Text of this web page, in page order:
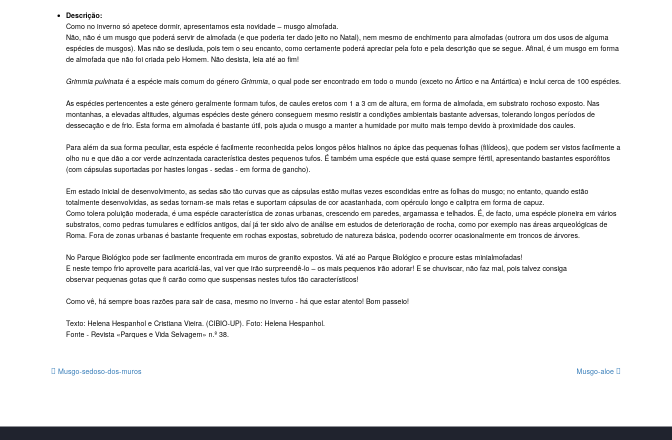
Descrição:
Como no inverno só apetece dormir, apresentamos esta novidade – musgo almofada.
Não, não é um musgo que poderá servir de almofada (e que poderia ter dado jeito no Natal), nem mesmo de enchimento para almofadas (outrora um dos usos de alguma
espécies de musgos). Mas não se desiluda, pois tem o seu encanto, como certamente poderá apreciar pela foto e pela descrição que se segue. Afinal, é um musgo em forma
de almofada que não foi criada pelo Homem. Não desista, leia até ao fim!
Grimmia pulvinata é a espécie mais comum do género Grimmia, o qual pode ser encontrado em todo o mundo (exceto no Ártico e na Antártica) e inclui cerca de 100 espécies.
As espécies pertencentes a este género geralmente formam tufos, de caules eretos com 1 a 3 cm de altura, em forma de almofada, em substrato rochoso exposto. Nas
montanhas, a elevadas altitudes, algumas espécies deste género conseguem mesmo resistir a condições ambientais bastante adversas, tolerando longos períodos de
dessecação e de frio. Esta forma em almofada é bastante útil, pois ajuda o musgo a manter a humidade por muito mais tempo devido à proximidade dos caules.
Para além da sua forma peculiar, esta espécie é facilmente reconhecida pelos longos pêlos hialinos no ápice das pequenas folhas (filídeos), que podem ser vistos facilmente a
olho nu e que dão a cor verde acinzentada característica destes pequenos tufos. É também uma espécie que está quase sempre fértil, apresentando bastantes esporófitos
(com cápsulas suportadas por hastes longas - sedas - em forma de gancho).
Em estado inicial de desenvolvimento, as sedas são tão curvas que as cápsulas estão muitas vezes escondidas entre as folhas do musgo; no entanto, quando estão
totalmente desenvolvidas, as sedas tornam-se mais retas e suportam cápsulas de cor acastanhada, com opérculo longo e caliptra em forma de capuz.
Como tolera poluição moderada, é uma espécie característica de zonas urbanas, crescendo em paredes, argamassa e telhados. É, de facto, uma espécie pioneira em vários
substratos, como pedras tumulares e edifícios antigos, daí já ter sido alvo de análise em estudos de deterioração de rocha, como por exemplo nas áreas arqueológicas de
Roma. Fora de zonas urbanas é bastante frequente em rochas expostas, sobretudo de natureza básica, podendo ocorrer ocasionalmente em troncos de árvores.
No Parque Biológico pode ser facilmente encontrada em muros de granito expostos. Vá até ao Parque Biológico e procure estas minialmofadas!
E neste tempo frio aproveite para acariciá-las, vai ver que irão surpreendê-lo – os mais pequenos irão adorar! E se chuviscar, não faz mal, pois talvez consiga
observar pequenas gotas que fi carão como que suspensas nestes tufos tão característicos!
Como vê, há sempre boas razões para sair de casa, mesmo no inverno - há que estar atento! Bom passeio!
Texto: Helena Hespanhol e Cristiana Vieira. (CIBIO-UP). Foto: Helena Hespanhol.
Fonte - Revista «Parques e Vida Selvagem» n.º 38.
Musgo-sedoso-dos-muros Musgo-aloe